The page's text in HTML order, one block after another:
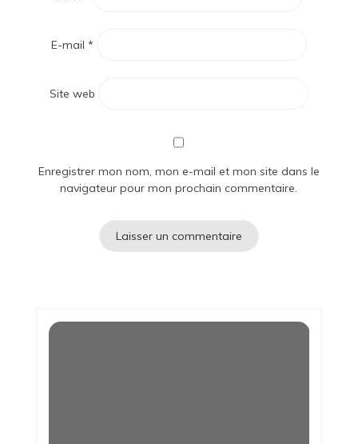
E-mail *
Site web
Enregistrer mon nom, mon e-mail et mon site dans le
navigateur pour mon prochain commentaire.